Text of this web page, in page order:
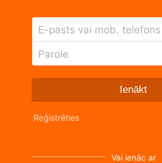
E-pasts vai mob. telefons
Parole
Ienākt
Reģistrēties
Vai ienāc ar